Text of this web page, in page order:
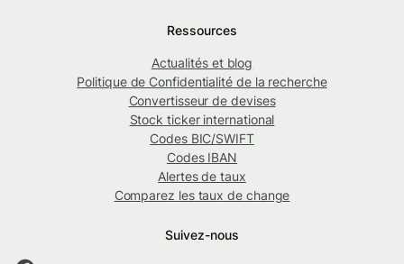
Ressources
Actualités et blog
Politique de Confidentialité de la recherche
Convertisseur de devises
Stock ticker international
Codes BIC/SWIFT
Codes IBAN
Alertes de taux
Comparez les taux de change
Suivez-nous